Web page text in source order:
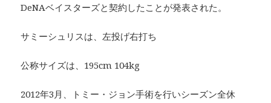
DeNAベイスターズと契約したことが発表された。
サミーシュリスは、左投げ右打ち
公称サイズは、195cm 104kg
2012年3月、トミー・ジョン手術を行いシーズン全休